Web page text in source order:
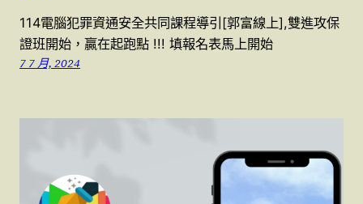
114電腦犯罪資通安全共同課程導引[郭富線上],雙進攻保
證班開始，贏在起跑點 !!! 填報名表馬上開始
7 7 月, 2024